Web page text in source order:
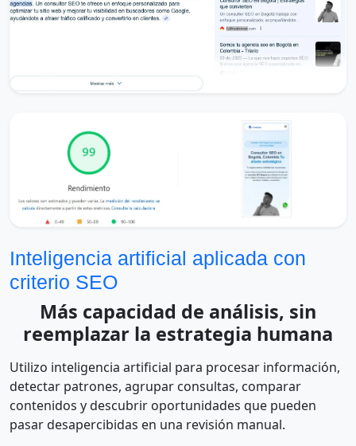
Inteligencia artificial aplicada con
criterio SEO
Más capacidad de análisis, sin
reemplazar la estrategia humana
Utilizo inteligencia artificial para procesar información,
detectar patrones, agrupar consultas, comparar
contenidos y descubrir oportunidades que pueden
pasar desapercibidas en una revisión manual.